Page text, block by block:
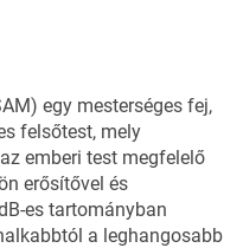
egy mesterséges fej,
felsőtest, mely
emberi test megfelelő
erősítővel és
es tartományban
a leghangosabb